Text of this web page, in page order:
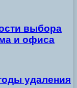
выбора
и офиса
удаления